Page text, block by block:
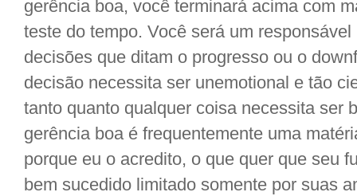
gerência boa, você terminará acima com
teste do tempo. Você será um
decisões que ditam o progresso ou o
decisão necessita ser unemotional e tão
tanto quanto qualquer coisa necessita ser
gerência boa é frequentemente uma
porque eu o acredito, o que quer que seu
bem sucedido limitado somente por suas